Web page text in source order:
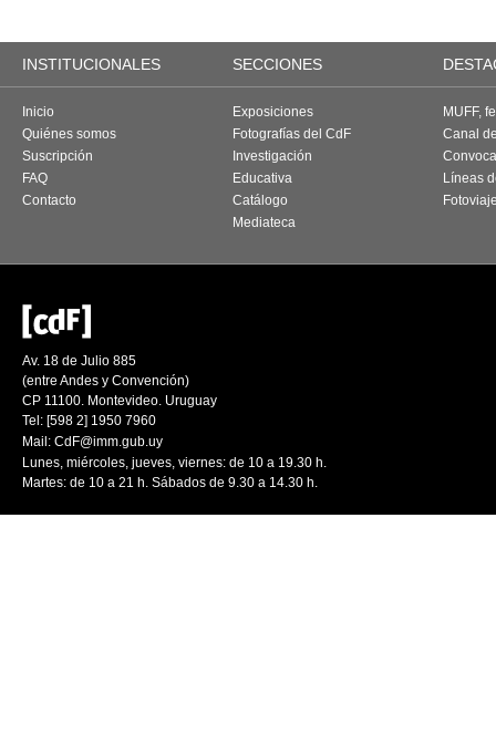
INSTITUCIONALES SECCIONES
Inicio
Quiénes somos
Suscripción
FAQ
Contacto
Exposiciones
Fotografías del CdF
Investigación
Educativa
Catálogo
Mediateca
MUFF,
Canal
Líneas
Av. 18 de Julio 885
(entre Andes y Convención)
CP 11100. Montevideo. Uruguay
Tel: [598 2] 1950 7960
Mail: CdF@imm.gub.uy
Lunes, miércoles, jueves, viernes: de 10 a 19.30 h.
Martes: de 10 a 21 h. Sábados de 9.30 a 14.30 h.